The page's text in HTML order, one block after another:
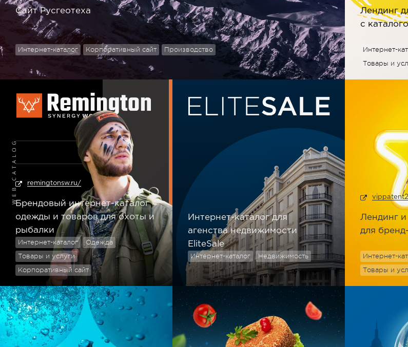
Сайт Русгеотеха
Интернет-каталог Корпоративный сайт Производство
Лендинг
c
Интернет-
Товары и
remingtonsw.ru/
Брендовый интернет-каталог
одежды и товаров для охоты и
рыбалки
Интернет-каталог
Одежда
Товары и услуги
Корпоративный сайт
Интернет-каталог для
агенства недвижимости
EliteSale
Интернет-каталог
Недвижимость
Лендинг и
для
Интернет-
Товары и